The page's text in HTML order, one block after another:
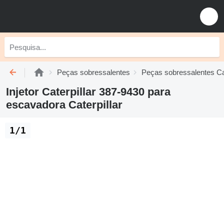
Peças sobressalentes Peças sobressalentes
Injetor Caterpillar 387-9430 para
escavadora Caterpillar
1/1